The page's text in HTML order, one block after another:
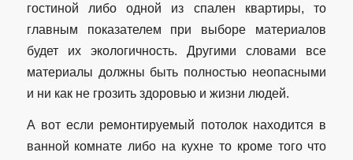
гостиной либо одной из спален квартиры, то
главным показателем при выборе материалов
будет их экологичность. Другими словами все
материалы должны быть полностью неопасными
и ни как не грозить здоровью и жизни людей.
А вот если ремонтируемый потолок находится в
ванной комнате либо на кухне то кроме того что